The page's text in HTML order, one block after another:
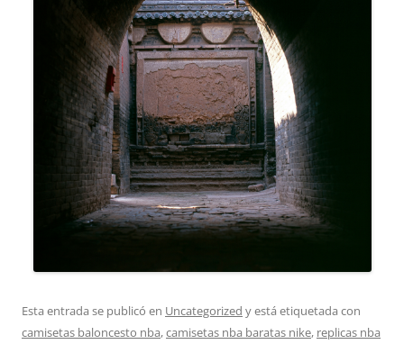
Esta entrada se publicó en Uncategorized y está etiquetada con
camisetas baloncesto nba,camisetas nba baratas nike, replicas nba